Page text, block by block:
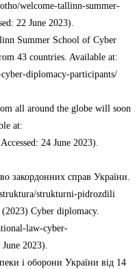
welcome-tallinn-summer-
22 June 2023).
Summer School of Cyber
43 countries. Available at:
diplomacy-participants/
all around the globe will soon
at:
24 June 2023).
закордонних справ України.
strukturni-pidrozdili
Cyber diplomacy.
law-cyber-
2023).
і оборони України від 14